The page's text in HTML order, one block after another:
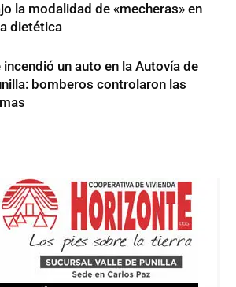
la modalidad de «mecheras» en
dietética
incendió un auto en la Autovía de
bomberos controlaron las